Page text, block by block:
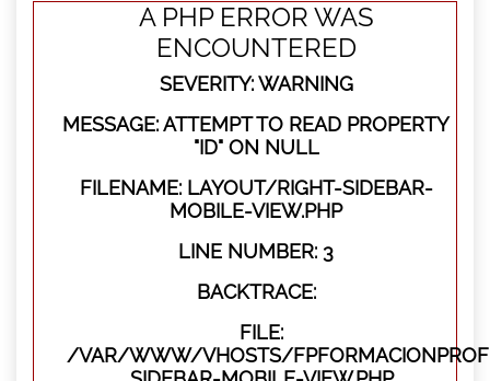
A PHP ERROR WAS
ENCOUNTERED
SEVERITY: WARNING
MESSAGE: ATTEMPT TO READ PROPERTY
"ID" ON NULL
FILENAME: LAYOUT/RIGHT-SIDEBAR-
MOBILE-VIEW.PHP
LINE NUMBER: 3
BACKTRACE:
FILE:
/VAR/WWW/VHOSTS/